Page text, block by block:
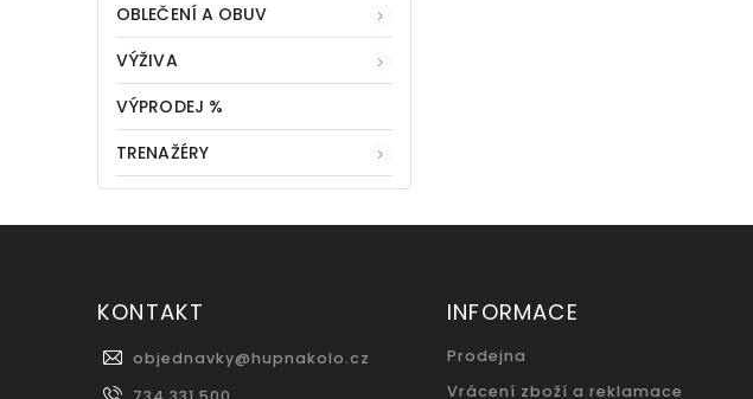
OBLEČENÍ A OBUV
VÝŽIVA
VÝPRODEJ %
TRENAŽÉRY
KONTAKT
objednavky@hupnakolo.cz
INFORMACE
Prodejna
Vrácení zboží a reklamace